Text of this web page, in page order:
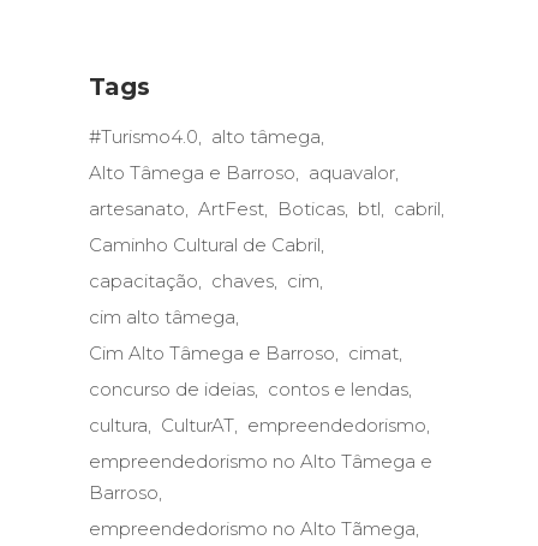
Tags
#Turismo4.0
alto tâmega
Alto Tâmega e Barroso
aquavalor
artesanato
ArtFest Boticas btl
cabril
Caminho Cultural de Cabril
capacitação
chaves
cim
cim alto tâmega
Cim Alto Tâmega e Barroso
cimat
concurso de ideias
contos e lendas
cultura
CulturAT
empreendedorismo
empreendedorismo no Alto Tâmega e
Barroso
empreendedorismo no Alto Tãmega